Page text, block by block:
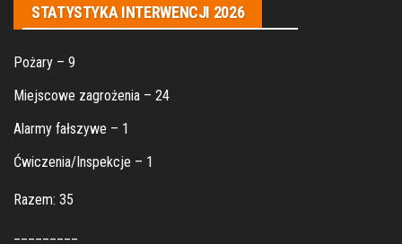
STATYSTYKA INTERWENCJI 2026
Pożary – 9
Miejscowe zagrożenia – 24
Alarmy fałszywe – 1
Ćwiczenia/Inspekcje – 1
Razem: 35